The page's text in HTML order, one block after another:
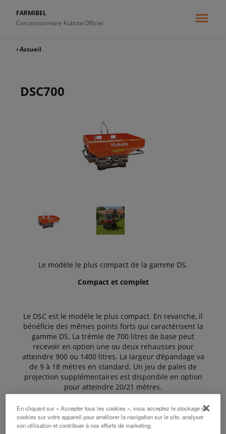
FARMIBEL
Concessionnaire Kubota Officiel
‹ Accueil
DSC700
Le modèle le plus compact de la gamme DS.
Compact et complet
Le DSC est le modèle le plus compact. En revanche, il
bénéficie des mêmes points forts qui caractérisent la
gamme DS. La trémie de 700 litres de base peut
recevoir en option une ou deux rehausses pour
atteindre 900 ou 1400 litres. La largeur d’épandage va
de 9 à 18 mètres en standard. Un jeu de pales de
projection supplémentaires est disponible en option
pour atteindre 20/21 mètres.
Les Avantages :
En cliquant sur « Accepter tous les cookies », vous acceptez le stockage de
cookies sur votre appareil pour améliorer la navigation sur le site, analyser
son utilisation et contribuer à nos efforts de marketing.